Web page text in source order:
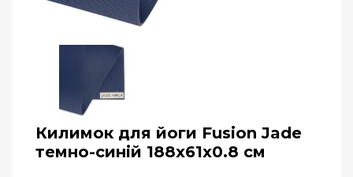
Килимок для йоги Fusion Jade
темно-синій 188x61x0.8 см